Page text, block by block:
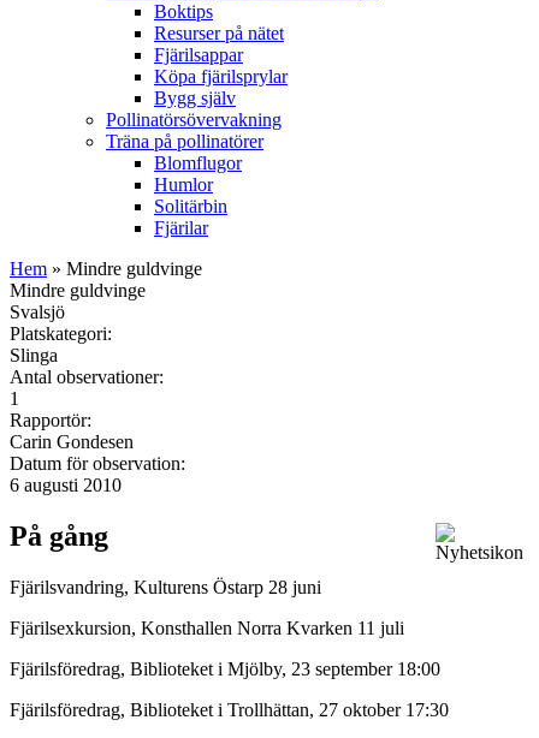
Boktips
Resurser på nätet
Fjärilsappar
Köpa fjärilsprylar
Bygg själv
Pollinatörsövervakning
Träna på pollinatörer
Blomflugor
Humlor
Solitärbin
Fjärilar
Hem » Mindre guldvinge
Mindre guldvinge
Svalsjö
Platskategori:
Slinga
Antal observationer:
1
Rapportör:
Carin Gondesen
Datum för observation:
6 augusti 2010
På gång
Fjärilsvandring, Kulturens Östarp 28 juni
Fjärilsexkursion, Konsthallen Norra Kvarken 11 juli
Fjärilsföredrag, Biblioteket i Mjölby, 23 september 18:00
Fjärilsföredrag, Biblioteket i Trollhättan, 27 oktober 17:30